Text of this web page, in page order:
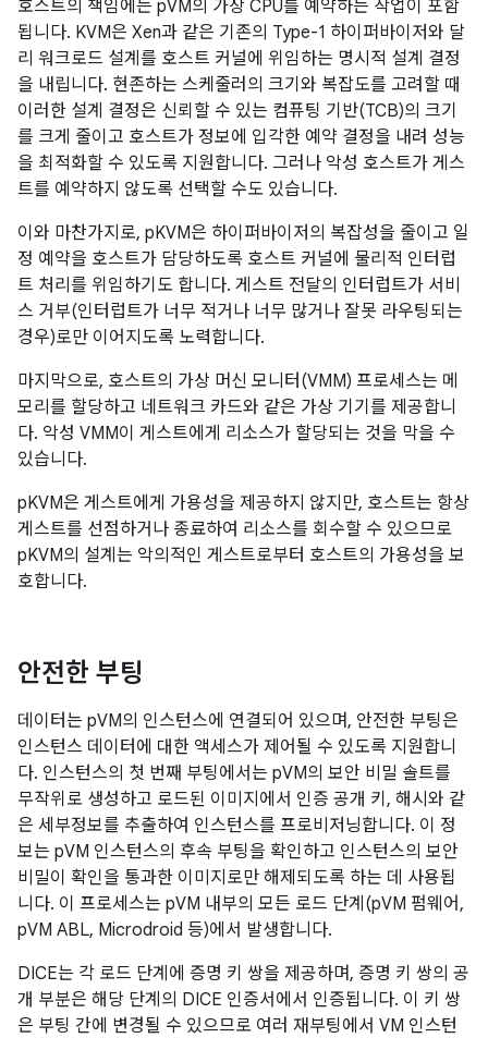
호스트의 책임에는 pVM의 가상 CPU를 예약하는 작업이 포함
됩니다. KVM은 Xen과 같은 기존의 Type-1 하이퍼바이저와 달
리 워크로드 설계를 호스트 커널에 위임하는 명시적 설계 결정
을 내립니다. 현존하는 스케줄러의 크기와 복잡도를 고려할 때
이러한 설계 결정은 신뢰할 수 있는 컴퓨팅 기반(TCB)의 크기
를 크게 줄이고 호스트가 정보에 입각한 예약 결정을 내려 성능
을 최적화할 수 있도록 지원합니다. 그러나 악성 호스트가 게스
트를 예약하지 않도록 선택할 수도 있습니다.
이와 마찬가지로, pKVM은 하이퍼바이저의 복잡성을 줄이고 일
정 예약을 호스트가 담당하도록 호스트 커널에 물리적 인터럽
트 처리를 위임하기도 합니다. 게스트 전달의 인터럽트가 서비
스 거부(인터럽트가 너무 적거나 너무 많거나 잘못 라우팅되는
경우)로만 이어지도록 노력합니다.
마지막으로, 호스트의 가상 머신 모니터(VMM) 프로세스는 메
모리를 할당하고 네트워크 카드와 같은 가상 기기를 제공합니
다. 악성 VMM이 게스트에게 리소스가 할당되는 것을 막을 수
있습니다.
pKVM은 게스트에게 가용성을 제공하지 않지만, 호스트는 항상
게스트를 선점하거나 종료하여 리소스를 회수할 수 있으므로
pKVM의 설계는 악의적인 게스트로부터 호스트의 가용성을 보
호합니다.
안전한 부팅
데이터는 pVM의 인스턴스에 연결되어 있으며, 안전한 부팅은
인스턴스 데이터에 대한 액세스가 제어될 수 있도록 지원합니
다. 인스턴스의 첫 번째 부팅에서는 pVM의 보안 비밀 솔트를
무작위로 생성하고 로드된 이미지에서 인증 공개 키, 해시와 같
은 세부정보를 추출하여 인스턴스를 프로비저닝합니다. 이 정
보는 pVM 인스턴스의 후속 부팅을 확인하고 인스턴스의 보안
비밀이 확인을 통과한 이미지로만 해제되도록 하는 데 사용됩
니다. 이 프로세스는 pVM 내부의 모든 로드 단계(pVM 펌웨어,
pVM ABL, Microdroid 등)에서 발생합니다.
DICE는 각 로드 단계에 증명 키 쌍을 제공하며, 증명 키 쌍의 공
개 부분은 해당 단계의 DICE 인증서에서 인증됩니다. 이 키 쌍
은 부팅 간에 변경될 수 있으므로 여러 재부팅에서 VM 인스턴